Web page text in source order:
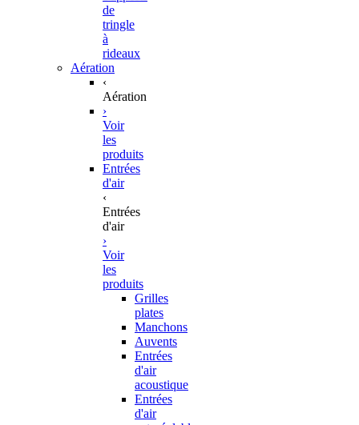
de
tringle
à
rideaux
Aération
‹
Aération
›
Voir
les
produits
Entrées
d'air
‹
Entrées
d'air
›
Voir
les
produits
Grilles
plates
Manchons
Auvents
Entrées
d'air
acoustique
Entrées
d'air